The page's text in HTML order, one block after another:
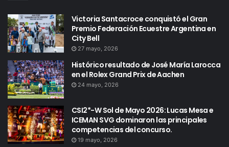
Victoria Santacroce conquistó el Gran
Premio Federación Ecuestre Argentina en
City Bell
27 mayo, 2026
Histórico resultado de José María Larocca
en el Rolex Grand Prix de Aachen
24 mayo, 2026
CSI2*-W Sol de Mayo 2026: Lucas Mesa e
ICEMAN SVG dominaron las principales
competencias del concurso.
19 mayo, 2026